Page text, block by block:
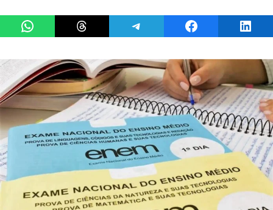
Share on WhatsAppShare on ThreadsShare on TelegramShare on Facebook